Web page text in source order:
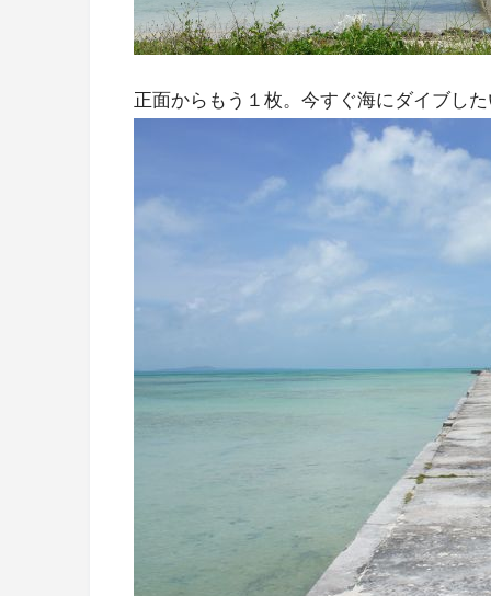
正面からもう１枚。今すぐ海にダイブし